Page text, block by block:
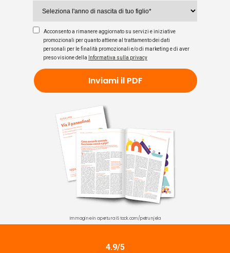
Acconsento a rimanere aggiornato su servizi e iniziative
promozionali per quanto attiene al trattamento dei dati
personali per le finalità promozionali e/o di marketing e di aver
preso visione della
Informativa sulla privacy
Inviami il PDF
4.9/5
Immagine in apertura iStock.com/petrunjela